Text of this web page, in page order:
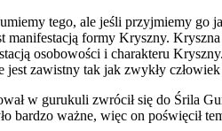
tego, ale jeśli przyjmiemy
manifestacją formy Kryszny.
osobowości i charakteru
zawistny tak jak zwykły
w gurukuli zwrócił się do Śrila
bardzo ważne, więc on poświęcił